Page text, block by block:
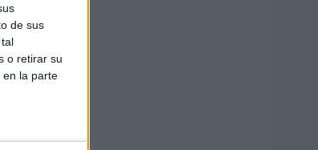
de sus
o retirar su
en la parte